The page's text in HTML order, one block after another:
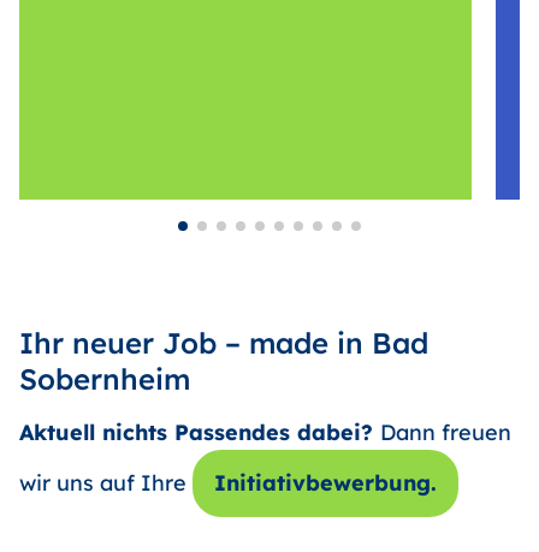
Ihr neuer Job – made in Bad
Sobernheim
Aktuell nichts Passendes dabei? Dann freuen
wir uns auf Ihre
Initiativbewerbung.